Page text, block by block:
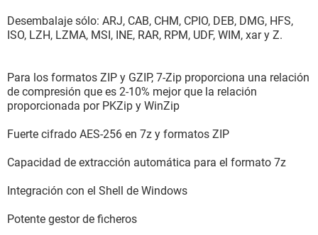
Desembalaje sólo: ARJ, CAB, CHM, CPIO, DEB, DMG, HFS,
ISO, LZH, LZMA, MSI, INE, RAR, RPM, UDF, WIM, xar y Z.
Para los formatos ZIP y GZIP, 7-Zip proporciona una relación
de compresión que es 2-10% mejor que la relación
proporcionada por PKZip y WinZip
Fuerte cifrado AES-256 en 7z y formatos ZIP
Capacidad de extracción automática para el formato 7z
Integración con el Shell de Windows
Potente gestor de ficheros